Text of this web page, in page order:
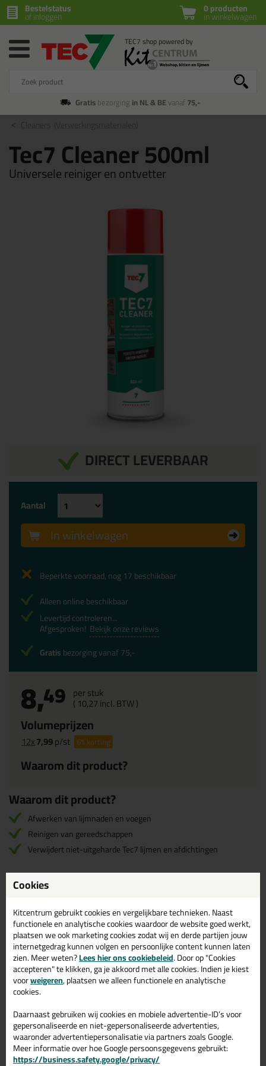
0 producten
in winkelwagen
Bestelstatus
of inloggen
Gratisbezorging in NL & BEvanaf75,-
(Verwerkingsmaterialen)
Tec7 Cleaner 500ml
Universele reiniger en ontvetter
DIRECT LEVERBAAR
8,49 per stuk
( 10,27incl. BTW )
Volumeprijzen
12x7,99p/st 6%korting
Waarom dit product?
Aantal
In winkelwagen
Beperkte voorraad, nog 17 beschikbaar
Alleen online beschikbaar
Levertijd controleren...
Afgesproken! Bekijk onze reviews
Gratisbezorging vanaf 75,-
Waarom dit product?
Afwerken van lijmnaden en voegen
Reinigen van gereedschappen
Verwijdert niet-uitgeharde Tec7 lijmen en afdichtingen
Omschrijving
Tec7 Cleaner – Universele reiniger én
ontvetter
Tec7 Cleaner is een universele reiniger en ontvetter. Deze reiniger
is ideaal voor het voorbereiden van oppervlakken voordat je gaat
lijmen of kitten. Omdat de vloeistof traag verdampt, krijgt het
product de tijd om chemische vervuiling grondig los te weken
zonder een vette film achter te laten.
Wanneer gebruik je de Tec7 Cleaner?
Je gebruikt de Tec7 Cleaner voor het grondig reinigen en
ontvetten van vrijwel alle oppervlakken. De Cleaner is het ideale
Cookies
Kitcentrum gebruikt cookies en vergelijkbare technieken. Naast
functionele en analytische cookies waardoor de website goed werkt,
plaatsen we ook marketing cookies zodat wij en derde partijen jouw
internetgedrag kunnen volgen en persoonlijke content kunnen laten
zien. Meer weten?Lees hier ons cookiebeleid. Door op "Cookies
accepteren" te klikken, ga je akkoord met alle cookies. Indien je kiest
voorweigeren, plaatsen we alleen functionele en analytische
cookies.
Daarnaast gebruiken wij cookies en mobiele advertentie-ID’s voor
gepersonaliseerde en niet-gepersonaliseerde advertenties,
waaronder advertentiepersonalisatie via partners zoals Google.
Meer informatie over hoe Google persoonsgegevens gebruikt:
https://business.safety.google/privacy/